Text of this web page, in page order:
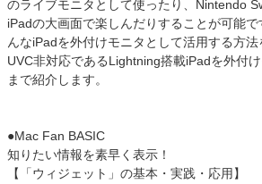
のライブモニタとして使ったり、Nintendo
iPadの大画面で楽しんだりすることが可能
んなiPadを外付けモニタとして活用する方
UVC非対応であるLightning搭載iPadを外付
まで紹介します。
●Mac Fan BASIC
知りたい情報を素早く表示！
【「ウィジェット」の基本・実践・応用】